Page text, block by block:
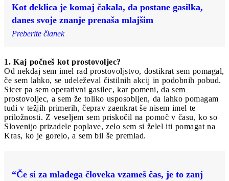
Kot deklica je komaj čakala, da postane gasilka,
danes svoje znanje prenaša mlajšim
Preberite članek
1. Kaj počneš kot prostovoljec?
Od nekdaj sem imel rad prostovoljstvo, dostikrat sem pomagal,
če sem lahko, se udeleževal čistilnih akcij in podobnih pobud.
Sicer pa sem operativni gasilec, kar pomeni, da sem
prostovoljec, a sem že toliko usposobljen, da lahko pomagam
tudi v težjih primerih, čeprav zaenkrat še nisem imel te
priložnosti. Z veseljem sem priskočil na pomoč v času, ko so
Slovenijo prizadele poplave, zelo sem si želel iti pomagat na
Kras, ko je gorelo, a sem bil še premlad.
“Če si za mladega človeka vzameš čas, je to zanj